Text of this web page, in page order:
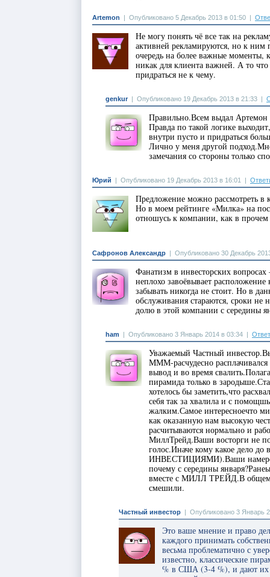
Artemon Опубликовано 5 Декабрь 2013 в 01:50
Не могу понять чё все так на
активней рекламируются, но к ним
очередь на более важные моменты,
никак для клиента важней. А то
придраться не к чему.
genkur| Опубликовано 19 Декабрь 2013 в 21:33
Правильно.Всем выдал
Правда по такой логике
внутри пусто и придраться
Лично у меня другой
замечания со стороны только
Юрий Опубликовано 19 Декабрь 2013 в 16:01
Предложение можно рассмотреть в
Но в моем рейтинге «Милка» на
отношусь к компании, как в
Сафронов Александр Опубликовано 30 Декабрь
Фанатизм в инвесторских
неплохо завоёвывает
забывать никогда не стоит. Но в
обслуживания стараются, сроки
долю в этой компании с середины
ham Опубликовано 3 Январь 2014 в 03:34
Уважаемый Частный
МММ-расчудесно
вывод и во время
пирамида только в
хотелось бы заметить,что
себя так за хвалила и с
жалким.Самое интересноечто
как оказанную нам высокую
расчитываются нормально и
МиллТрейд.Ваши восторги не
голос.Иначе кому какое дело
ИНВЕСТИЦИЯМИ).Ваши
почему с середины
вместе с МИЛЛ ТРЕЙД.В общем
смешили.
Частный инвестор Опубликовано 3 Январь
Это ваше мнение и право
каждого принимать
весьма проблематично с
известно, классические
% в США (3-4 %), и дают их